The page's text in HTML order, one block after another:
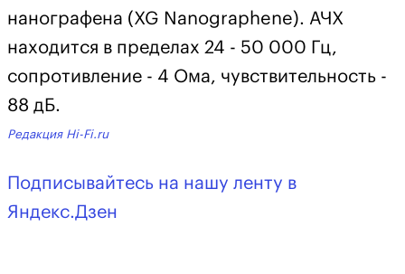
нанографена (XG Nanographene). АЧХ
находится в пределах 24 - 50 000 Гц,
сопротивление - 4 Ома, чувствительность -
88 дБ.
Редакция Hi-Fi.ru
Подписывайтесь на нашу ленту в
Яндекс.Дзен